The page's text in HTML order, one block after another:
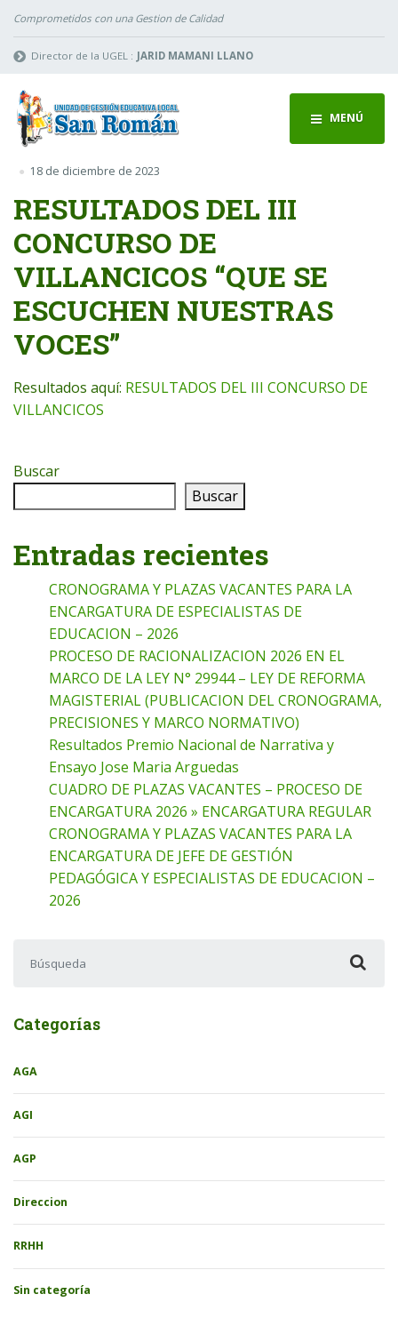
Comprometidos con una Gestion de Calidad
Director de la UGEL : JARID MAMANI LLANO
MENÚ
18 de diciembre de 2023
RESULTADOS DEL III
CONCURSO DE
VILLANCICOS “QUE SE
ESCUCHEN NUESTRAS
VOCES”
Resultados aquí: RESULTADOS DEL III CONCURSO DE
VILLANCICOS
Buscar
Buscar
Entradas recientes
CRONOGRAMA Y PLAZAS VACANTES PARA LA
ENCARGATURA DE ESPECIALISTAS DE
EDUCACION – 2026
PROCESO DE RACIONALIZACION 2026 EN EL
MARCO DE LA LEY N° 29944 – LEY DE REFORMA
MAGISTERIAL (PUBLICACION DEL CRONOGRAMA,
PRECISIONES Y MARCO NORMATIVO)
Resultados Premio Nacional de Narrativa y
Ensayo Jose Maria Arguedas
CUADRO DE PLAZAS VACANTES – PROCESO DE
ENCARGATURA 2026 » ENCARGATURA REGULAR
CRONOGRAMA Y PLAZAS VACANTES PARA LA
ENCARGATURA DE JEFE DE GESTIÓN
PEDAGÓGICA Y ESPECIALISTAS DE EDUCACION –
2026
Categorías
AGA
AGI
AGP
Direccion
RRHH
Sin categoría